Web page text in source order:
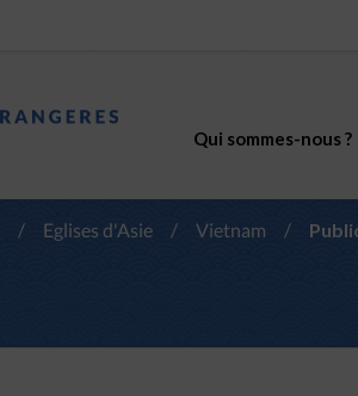
Qui sommes-nous ?
/ Eglises d'Asie / Vietnam /